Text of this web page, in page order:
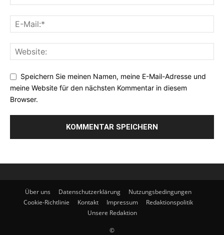
Speichern Sie meinen Namen, meine E-Mail-Adresse und
meine Website für den nächsten Kommentar in diesem
Browser.
Über uns Datenschutzerklärung
Nutzungsbedingungen
Cookie-Richtlinie
Kontakt Impressum
Redaktionspolitik
Unsere Redaktion
©